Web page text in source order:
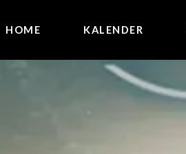
HOME KALENDER